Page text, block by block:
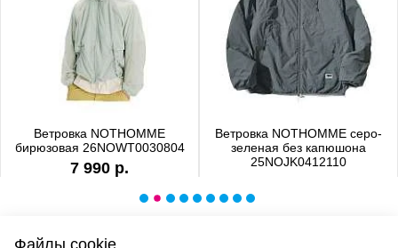
Ветровка NOTHOMME
бирюзовая 26NOWT0030804
7 990 р.
Ветровка NOTHOMME серо-
зеленая без капюшона
25NOJK0412110
Файлы cookie